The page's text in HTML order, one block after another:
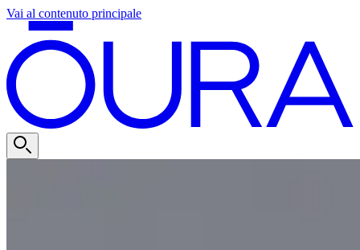
Vai al contenuto principale